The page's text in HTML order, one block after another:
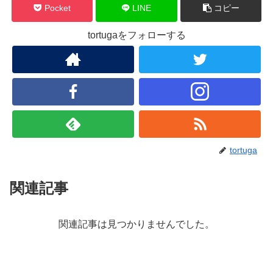
Pocket LINE コピー
tortugaをフォローする
tortuga
関連記事
関連記事は見つかりませんでした。